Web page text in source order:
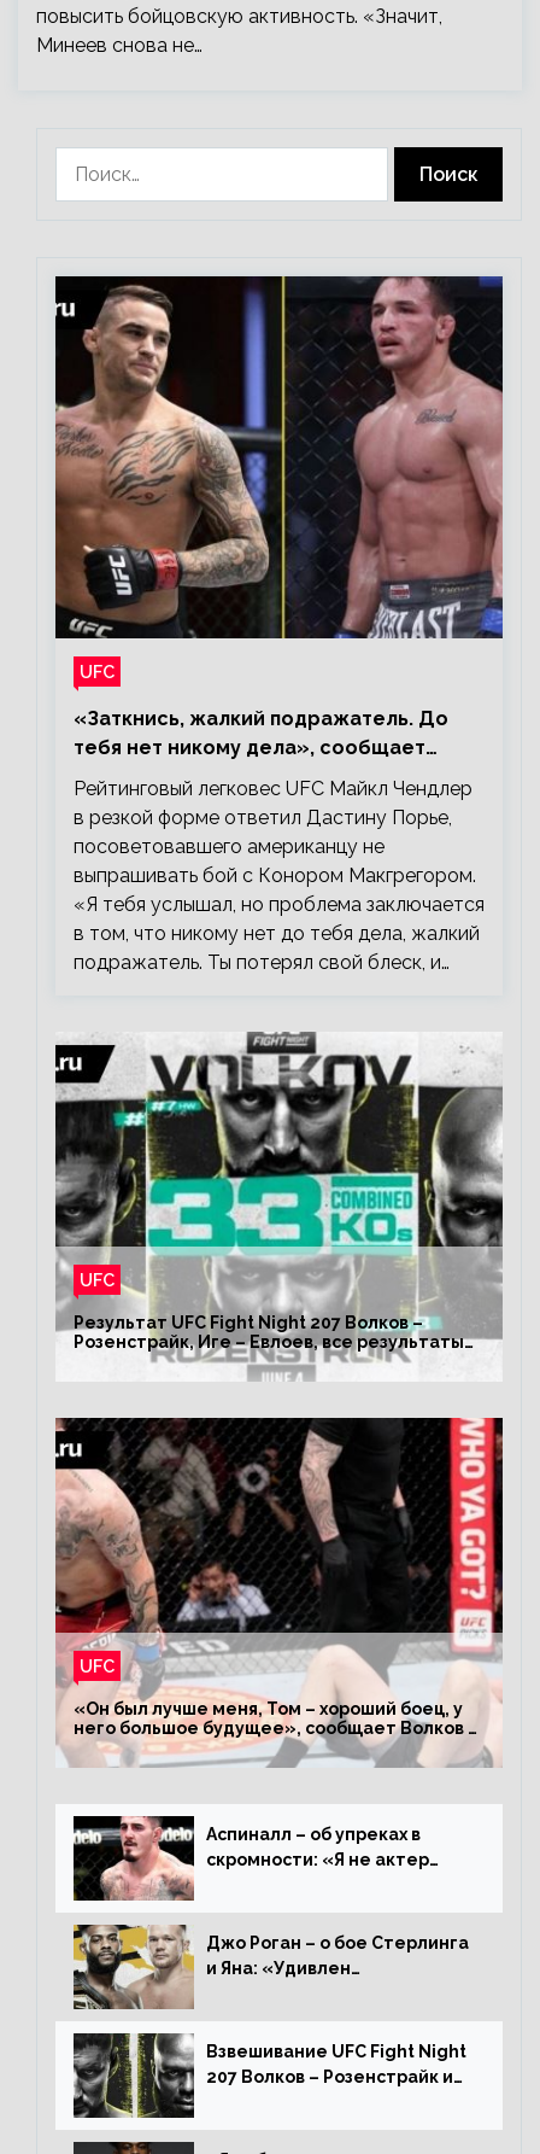
повысить бойцовскую активность. «Значит,
Минеев снова не…
UFC
«Заткнись, жалкий подражатель. До
тебя нет никому дела», сообщает
Майкл Чендлер – о словах Порье
Рейтинговый легковес UFC Майкл Чендлер
в резкой форме ответил Дастину Порье,
посоветовавшего американцу не
выпрашивать бой с Конором Макгрегором.
«Я тебя услышал, но проблема заключается
в том, что никому нет до тебя дела, жалкий
подражатель. Ты потерял свой блеск, и…
UFC
Результат UFC Fight Night 207 Волков –
Розенстрайк, Иге – Евлоев, все результаты
турнира ЮФС ФН 207
UFC
«Он был лучше меня, Том – хороший боец, у
него большое будущее», сообщает Волков –
о поражении Аспиналлу
Аспиналл – об упреках в
скромности: «Я не актер
дерьмо»
Джо Роган – о бое Стерлинга
и Яна: «Удивлен
Алджамейн определенно
выиграл»
Взвешивание UFC Fight Night
207 Волков – Розенстрайк и